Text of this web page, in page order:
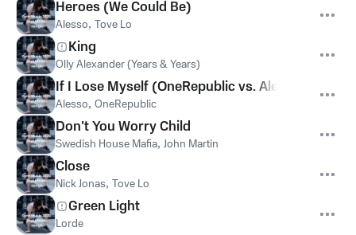
Heroes (We Could Be)
Alesso, Tove Lo
King
Olly Alexander (Years & Years)
If I Lose Myself (OneRepublic vs. Alesso)
Alesso, OneRepublic
Don't You Worry Child
Swedish House Mafia, John Martin
Close
Nick Jonas, Tove Lo
Green Light
Lorde